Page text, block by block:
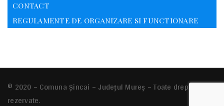
CONTACT
REGULAMENTE DE ORGANIZARE SI FUNCTIONARE
© 2020 – Comuna Şincai – Județul Mureș – Toate drepturile
rezervate.